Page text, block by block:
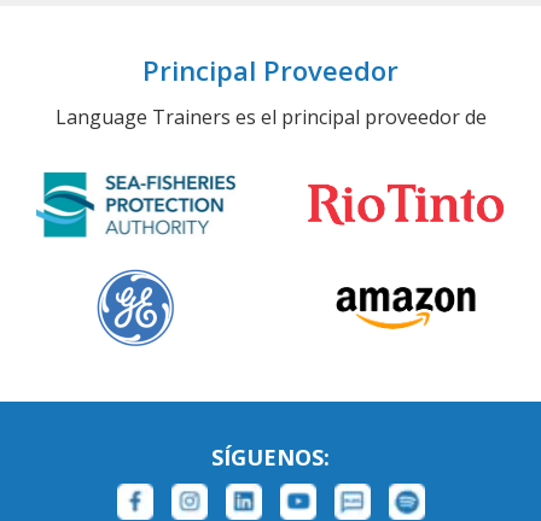
Principal Proveedor
Language Trainers es el principal proveedor de
SÍGUENOS: